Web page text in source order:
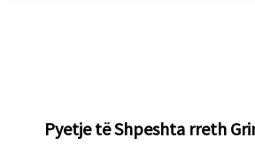
Pyetje të Shpeshta rreth